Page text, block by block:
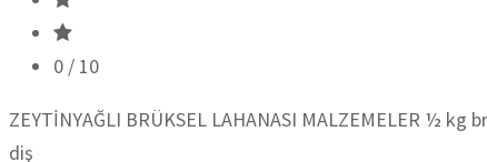
0 / 10
ZEYTİNYAĞLI BRÜKSEL LAHANASI MALZEMELER ½
diş